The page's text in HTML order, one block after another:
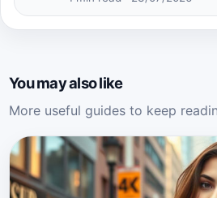
You may also like
More useful guides to keep